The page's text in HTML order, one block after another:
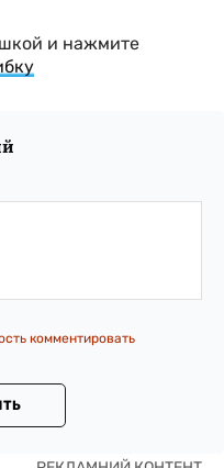
и нажмите
комментировать